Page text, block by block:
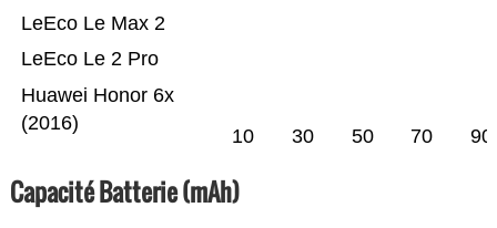
Huawei Honor 6x
(2016)
LeEco Le 2 Pro
LeEco Le Max 2
10 30 50 70 90
Capacité Batterie (mAh)